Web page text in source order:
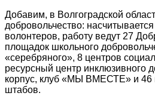
Добавим, в Волгоградской
добровольчество:
волонтеров, работу ведут 27
площадок школьного
«серебряного», 8 центров
ресурсный центр инклюзивного
корпус, клуб «МЫ ВМЕСТЕ» и 46
штабов.